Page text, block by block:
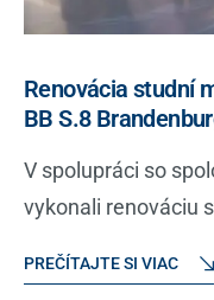
Renovácia studní
BB S.8
V spolupráci so
vykonali renováciu
PREČÍTAJTE SI VIAC